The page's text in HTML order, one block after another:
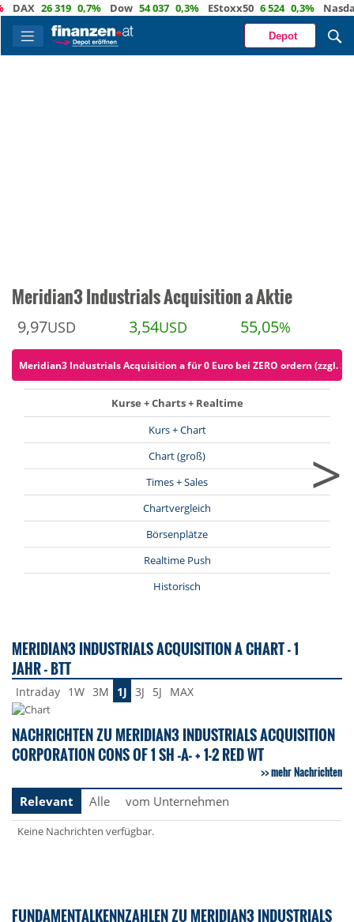
26 319 0,7% Dow 54 037 0,3% EStoxx50 6 524 0,3% Nasdaq
Depot
Meridian3 Industrials Acquisition a Aktie
9,97USD 3,54USD 55,05%
Meridian3 Industrials Acquisition a für 0 Euro bei ZERO ordern (zzgl.
Kurse + Charts + Realtime
Kurs + Chart
Chart (groß)
Times + Sales
Chartvergleich
Börsenplätze
Realtime Push
Historisch
>
MERIDIAN3 INDUSTRIALS ACQUISITION A CHART - 1
JAHR - BTT
Intraday 1W 3M 1J 3J 5J MAX
NACHRICHTEN ZU MERIDIAN3 INDUSTRIALS ACQUISITION
CORPORATION CONS OF 1 SH -A- + 1-2 RED WT
mehr Nachrichten
Relevant
Alle vom Unternehmen
Keine Nachrichten verfügbar.
FUNDAMENTALKENNZAHLEN ZU MERIDIAN3 INDUSTRIALS